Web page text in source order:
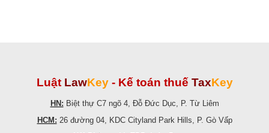
Luật LawKey - Kế toán thuế TaxKey
HN: Biệt thự C7 ngõ 4, Đỗ Đức Dục, P. Từ Liêm
HCM: 26 đường 04, KDC Cityland Park Hills, P. Gò Vấp